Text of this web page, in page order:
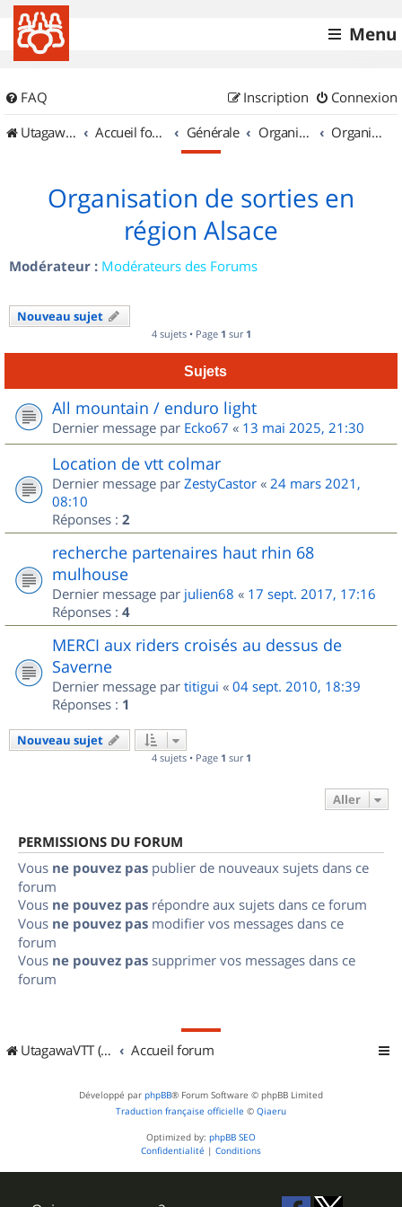
Menu
FAQ Connexion
Inscription
UtagawaVTT (Randos VTT et VTTAE avec traces GPS)
Accueil forum Générale Organisation de sorties & Recherche de partenaires Organisation de sorties en région Alsace
Organisation de sorties en
région Alsace
Modérateur : Modérateurs des Forums
Nouveau sujet
4 sujets • Page 1 sur 1
Sujets
All mountain / enduro light
Dernier message par Ecko67 « 13 mai 2025, 21:30
Location de vtt colmar
Dernier message par ZestyCastor « 24 mars 2021,
08:10
Réponses : 2
recherche partenaires haut rhin 68
mulhouse
Dernier message par julien68 « 17 sept. 2017, 17:16
Réponses : 4
MERCI aux riders croisés au dessus de
Saverne
Dernier message par titigui « 04 sept. 2010, 18:39
Réponses : 1
Nouveau sujet
4 sujets • Page 1 sur 1
Aller
PERMISSIONS DU FORUM
Vous ne pouvez pas publier de nouveaux sujets dans ce
forum
Vous ne pouvez pas répondre aux sujets dans ce forum
Vous ne pouvez pas modifier vos messages dans ce
forum
Vous ne pouvez pas supprimer vos messages dans ce
forum
UtagawaVTT (Randos VTT et VTTAE avec traces GPS) Accueil forum
Développé par phpBB® Forum Software © phpBB Limited
Traduction française officielle © Qiaeru
Optimized by: phpBB SEO
Confidentialité | Conditions